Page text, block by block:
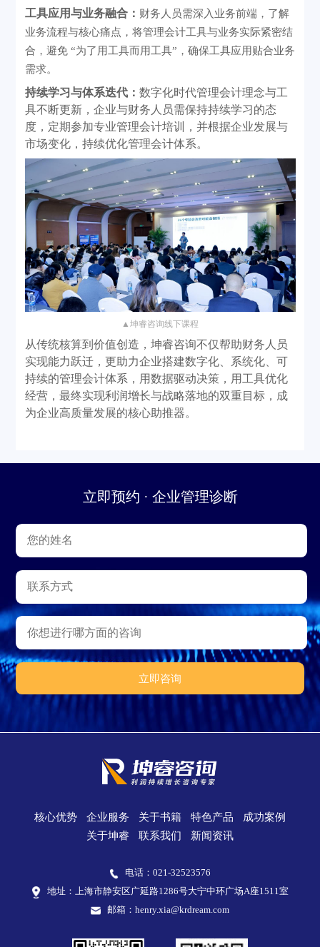
工具应用与业务融合： 财务人员需深入业务前端，了解
业务流程与核心痛点，将管理会计工具与业务实际紧密结
合，避免 “为了用工具而用工具”，确保工具应用贴合业务
需求。
持续学习与体系迭代： 数字化时代管理会计理念与工
具不断更新，企业与财务人员需保持持续学习的态
度，定期参加专业管理会计培训，并根据企业发展与
市场变化，持续优化管理会计体系。
▲ 坤睿咨询线下课程
从传统核算到价值创造，坤睿咨询不仅帮助财务人员
实现能力跃迁，更助力企业搭建数字化、系统化、可
持续的管理会计体系，用数据驱动决策，用工具优化
经营，最终实现利润增长与战略落地的双重目标，成
为企业高质量发展的核心助推器。
立即预约 · 企业管理诊断
核心优势 企业服务 关于书籍 特色产品
成功案例
关于坤睿
联系我们 新闻资讯
电话：021-32523576
地址：上海市静安区广延路1286号大宁中环广场A座1511室
邮箱： henry.xia@krdream.com